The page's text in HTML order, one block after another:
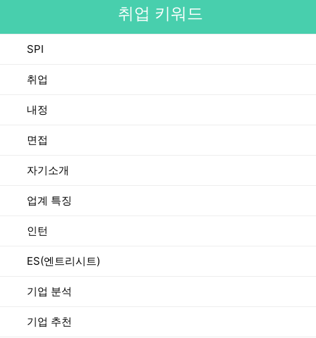
취업 키워드
SPI
취업
내정
면접
자기소개
업계 특징
인턴
ES(엔트리시트)
기업 분석
기업 추천